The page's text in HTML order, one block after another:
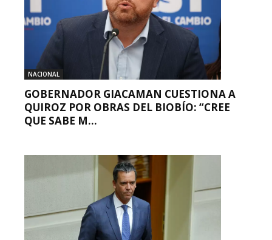
NACIONAL
GOBERNADOR GIACAMAN CUESTIONA A
QUIROZ POR OBRAS DEL BIOBÍO: “CREE
QUE SABE M...